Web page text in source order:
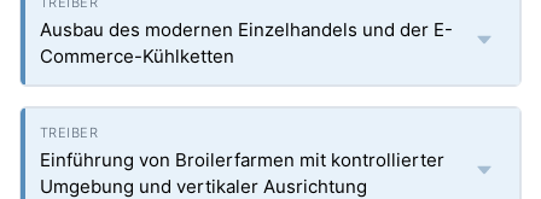
Ausbau des modernen Einzelhandels und der E-
Commerce-Kühlketten
Einführung von Broilerfarmen mit kontrollierter
Umgebung und vertikaler Ausrichtung